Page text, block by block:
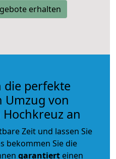
erhalten
perfekte
Umzug von
an
Zeit und lassen Sie
bekommen Sie die
garantiert einen